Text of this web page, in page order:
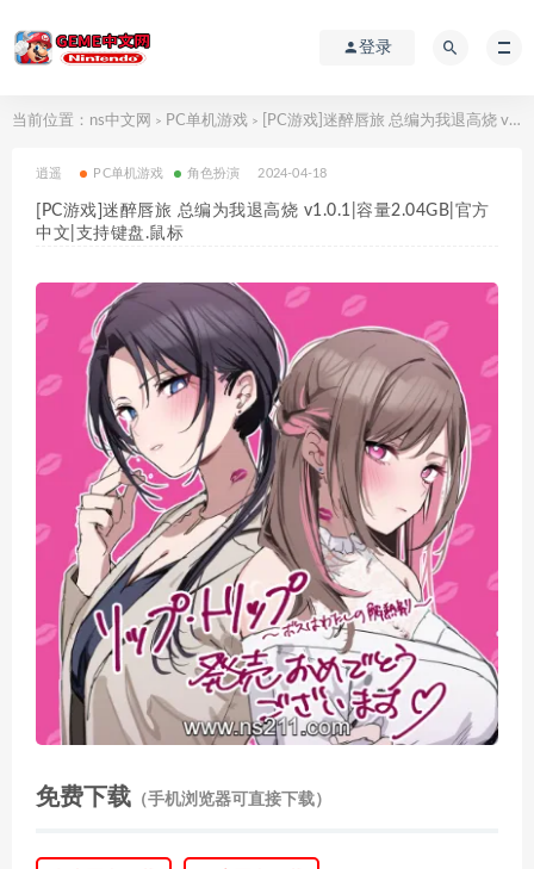
登录
当前位置： ns中文网 > PC单机游戏 > [PC游戏]迷醉唇旅 总编为我退高烧 v1.0.1|容量2.04GB|官方中文|支持键盘.鼠标
逍遥 PC单机游戏 角色扮演 2024-04-18
[PC游戏]迷醉唇旅 总编为我退高烧 v1.0.1|容量2.04GB|官方
中文|支持键盘.鼠标
免费下载 （手机浏览器可直接下载）